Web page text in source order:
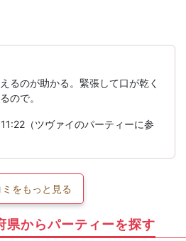
るのが助かる。緊張して口が乾く
ので。
（ツヴァイのパーティーに参
ミをもっと見る
県からパーティーを探す